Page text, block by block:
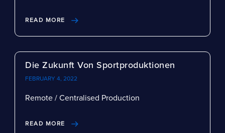
READ MORE
Die Zukunft Von Sportproduktionen
FEBRUARY 4, 2022
Remote / Centralised Production
READ MORE